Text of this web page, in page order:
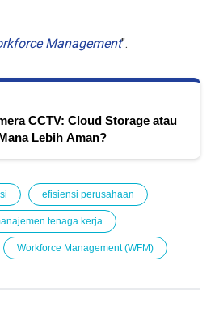
Management".
CCTV: Cloud Storage atau
Lebih Aman?
efisiensi perusahaan
tenaga kerja
Workforce Management (WFM)